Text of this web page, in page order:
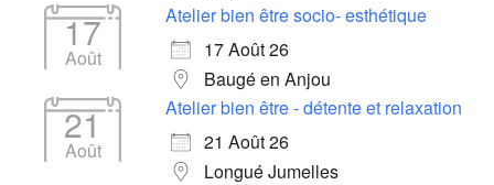
17
Août
Atelier bien être socio- esthétique
17 Août 26
Baugé en Anjou
21
Août
Atelier bien être - détente et relaxation
21 Août 26
Longué Jumelles